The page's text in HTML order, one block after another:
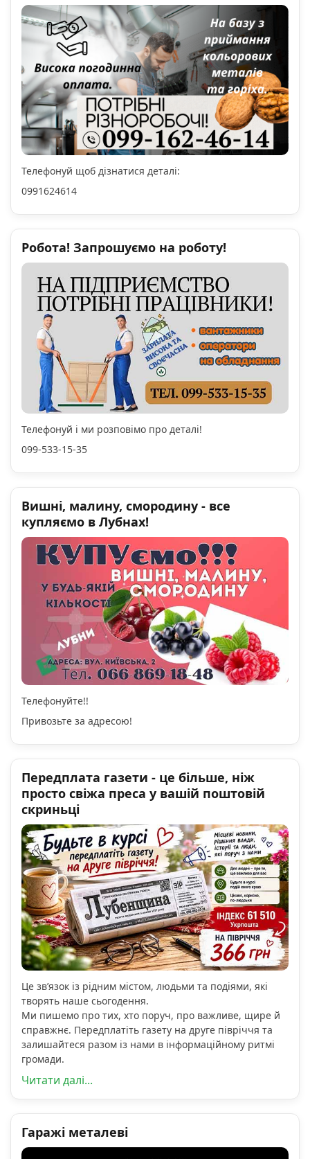
Телефонуй щоб дізнатися деталі:
0991624614
Робота! Запрошуємо на роботу!
Телефонуй і ми розповімо про деталі!
099-533-15-35
Вишні, малину, смородину - все
купляємо в Лубнах!
Телефонуйте!!
Привозьте за адресою!
Передплата газети - це більше, ніж
просто свіжа преса у вашій поштовій
скриньці
Це зв’язок із рідним містом, людьми та подіями, які
творять наше сьогодення.
Ми пишемо про тих, хто поруч, про важливе, щире й
справжнє. Передплатіть газету на друге півріччя та
залишайтеся разом із нами в інформаційному ритмі
громади.
Читати далі...
Гаражі металеві